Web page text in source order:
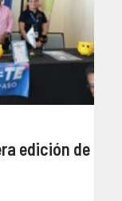
edición de